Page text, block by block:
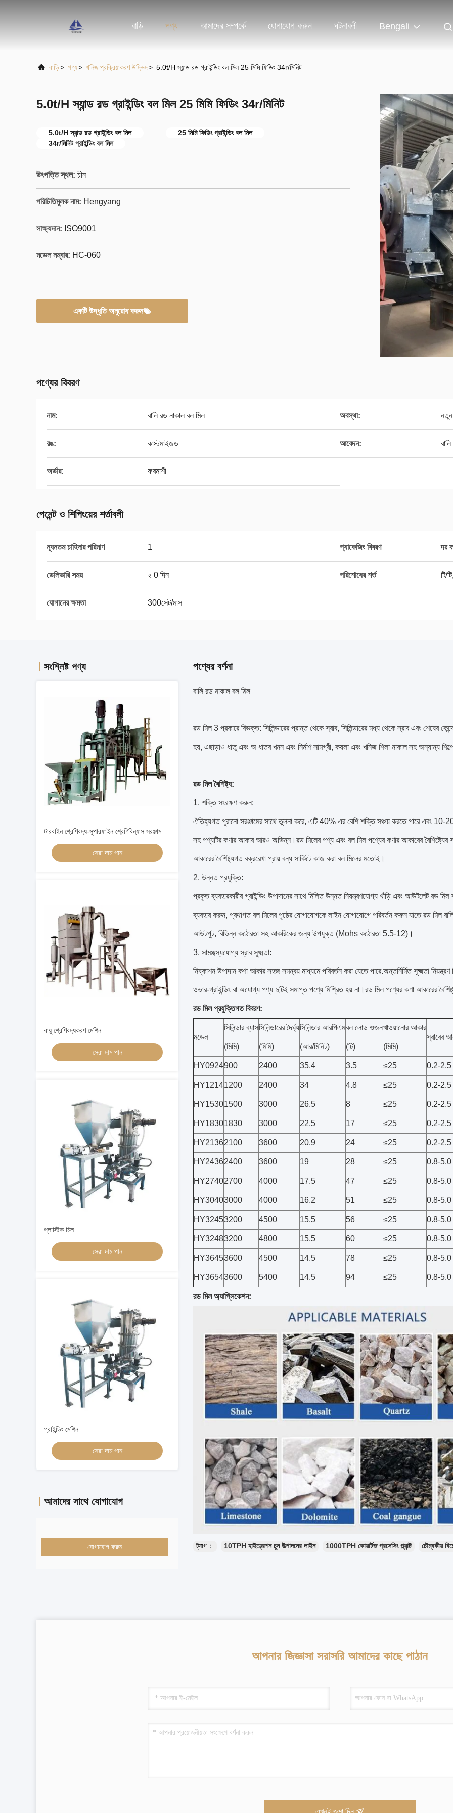
বাড়ি পণ্য আমাদের সম্পর্কে যোগাযোগ করুন ঘটনাবলী Bengali
বাড়ি> পণ্য> খনিজ প্রক্রিয়াকরণ উদ্ভিদ> 5.0t/H স্যান্ড রড গ্রাইন্ডিং বল মিল 25 মিমি ফিডিং 34r/মিনিট
5.0t/H স্যান্ড রড গ্রাইন্ডিং বল মিল 25 মিমি ফিডিং 34r/মিনিট
5.0t/H স্যান্ড রড গ্রাইন্ডিং বল মিল
25 মিমি ফিডিং গ্রাইন্ডিং বল মিল
34r/মিনিট গ্রাইন্ডিং বল মিল
উৎপত্তি স্থল: চীন
পরিচিতিমুলক নাম: Hengyang
সাক্ষ্যদান: ISO9001
মডেল নম্বার: HC-060
একটি উদ্ধৃতি অনুরোধ করুন
পণ্যের বিবরণ
নাম: বালি রড নাকাল বল মিল অবস্থা: নতুন
রঙ: কাস্টমাইজড আবেদন:
অর্ডার: ফরমাশী
পেমেন্ট ও শিপিংয়ের শর্তাবলী
ন্যূনতম চাহিদার পরিমাণ 1 প্যাকেজিং বিবরণ দর
ডেলিভারি সময় ২ 0 দিন পরিশোধের শর্ত টি/
যোগানের ক্ষমতা 300সেট/মাস
সংশ্লিষ্ট পণ্য
টারবাইন শ্রেণিবদ্ধ-সুপারফাইন শ্রেণিবিন্যাস সরঞ্জাম
সেরা দাম পান
বায়ু শ্রেণিবদ্ধকরণ মেশিন
সেরা দাম পান
প্লাস্টিক মিল
সেরা দাম পান
গ্রাইন্ডিং মেশিন
সেরা দাম পান
আমাদের সাথে যোগাযোগ
যোগাযোগ করুন
পণ্যের বর্ণনা
বালি রড নাকাল বল মিল
রড মিল 3 প্রকারে বিভক্ত: সিলিন্ডারের প্রান্ত থেকে স্রাব, সিলিন্ডারের মধ্য থেকে স্রাব এবং শেষের
হয়, এছাড়াও ধাতু এবং অ ধাতব খনন এবং নির্মাণ সামগ্রী, কয়লা এবং খনিজ শিলা নাকাল সহ অন্যান্য
রড মিল বৈশিষ্ট্য:
1. শক্তি সংরক্ষণ করুন:
ঐতিহ্যগত পুরানো সরঞ্জামের সাথে তুলনা করে, এটি 40% এর বেশি শক্তি সঞ্চয় করতে পারে এবং 10-
সহ পণ্যটির কণার আকার আরও অভিন্ন।রড মিলের পণ্য এবং বল মিল পণ্যের কণার আকারের বৈশিষ্ট্যের
আকারের বৈশিষ্ট্যগত বক্ররেখা প্রায় বন্ধ সার্কিটে কাজ করা বল মিলের মতোই।
2. উন্নত প্রযুক্তি:
প্রকৃত ব্যবহারকারীর গ্রাইন্ডিং উপাদানের সাথে মিলিত উন্নত নিয়ন্ত্রণযোগ্য খাঁড়ি এবং আউটলেট রড
ব্যবহার করুন, প্রথাগত বল মিলের পৃষ্ঠের যোগাযোগকে লাইন যোগাযোগে পরিবর্তন করুন যাতে রড মিল
আউটপুট, বিভিন্ন কঠোরতা সহ আকরিকের জন্য উপযুক্ত (Mohs কঠোরতা 5.5-12)।
3. সামঞ্জস্যযোগ্য স্রাব সূক্ষ্মতা:
নিষ্কাশন উপাদান কণা আকার সহজ সমন্বয় মাধ্যমে পরিবর্তন করা যেতে পারে.অন্তর্নির্মিত সূক্ষ্মতা
ওভার-গ্রাইন্ডিং বা অযোগ্য পণ্য দুটিই সমাপ্ত পণ্যে মিশ্রিত হয় না।রড মিল পণ্যের কণা আকারের
রড মিল প্রযুক্তিগত বিবরণ:
মডেল
সিলিন্ডার ব্যাস
(মিমি)
সিলিন্ডারের দৈর্ঘ্য
(মিমি)
সিলিন্ডার আরপিএম
(আর/মিনিট)
বল লোড ওজন
(টি)
খাওয়ানোর আকার
(মিমি)
স্রাবের
HY0924900 2400 35.4 3.5 ≤25 0.2-2.5
HY12141200 2400 34 4.8 ≤25 0.2-2.5
HY15301500 3000 26.5 8 ≤25 0.2-2.5
HY18301830 3000 22.5 17 ≤25 0.2-2.5
HY21362100 3600 20.9 24 ≤25 0.2-2.5
HY24362400 3600 19 28 ≤25 0.8-5.0
HY27402700 4000 17.5 47 ≤25 0.8-5.0
HY30403000 4000 16.2 51 ≤25 0.8-5.0
HY32453200 4500 15.5 56 ≤25 0.8-5.0
HY32483200 4800 15.5 60 ≤25 0.8-5.0
HY36453600 4500 14.5 78 ≤25 0.8-5.0
HY36543600 5400 14.5 94 ≤25 0.8-5.0
রড মিল অ্যাপ্লিকেশন:
ট্যাগ： 10TPH হাইড্রেশন চুন উত্পাদনের লাইন 1000TPH কোয়ার্টজ প্রসেসিং প্ল্যান্ট চৌম্বকীয়
আপনার জিজ্ঞাসা সরাসরি আমাদের কাছে পাঠান